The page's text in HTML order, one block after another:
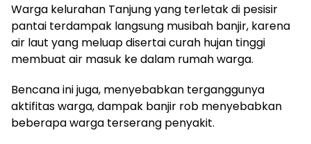
Warga kelurahan Tanjung yang terletak di pesisir
pantai terdampak langsung musibah banjir, karena
air laut yang meluap disertai curah hujan tinggi
membuat air masuk ke dalam rumah warga.
Bencana ini juga, menyebabkan terganggunya
aktifitas warga, dampak banjir rob menyebabkan
beberapa warga terserang penyakit.